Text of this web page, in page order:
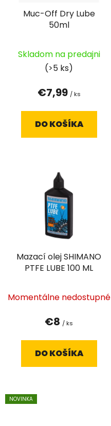
Muc-Off Dry Lube
50ml
Skladom na predajni
(>5 ks)
€7,99 / ks
DO KOŠÍKA
Mazací olej SHIMANO
PTFE LUBE 100 ML
Momentálne nedostupné
€8 / ks
DO KOŠÍKA
NOVINKA